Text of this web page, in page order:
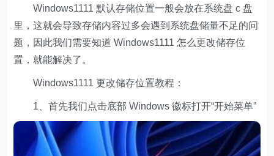
Windows1111 默认存储位置一般会放在系统盘 c 盘
里，这就会导致存储内容过多会遇到系统盘储量不足的问
题，因此我们需要知道 Windows1111 怎么更改储存位
置，就能解决了。
Windows1111 更改储存位置教程：
1、首先我们点击底部 Windows 徽标打开“开始菜单”